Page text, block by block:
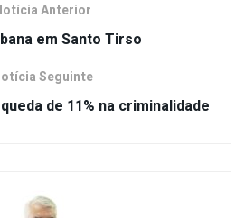
Anterior
em Santo Tirso
Seguinte
de 11% na criminalidade